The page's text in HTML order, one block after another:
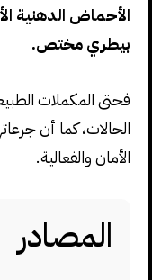
الأحماض الدهنية
بيطري مختص.
فحتى المكملات
الحالات، كما أن
الأمان والفعالية.
المصادر